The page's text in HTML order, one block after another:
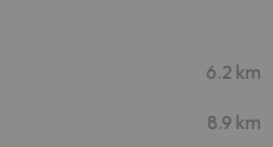
6.2 km
8.9 km